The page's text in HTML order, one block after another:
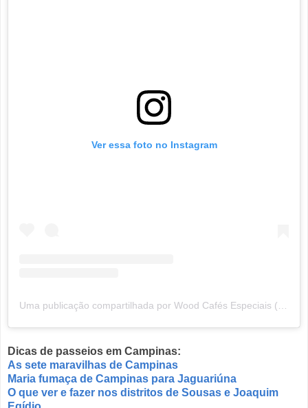
Ver essa foto no Instagram
Dicas de passeios em Campinas:
As sete maravilhas de Campinas
Maria fumaça de Campinas para Jaguariúna
O que ver e fazer nos distritos de Sousas e Joaquim